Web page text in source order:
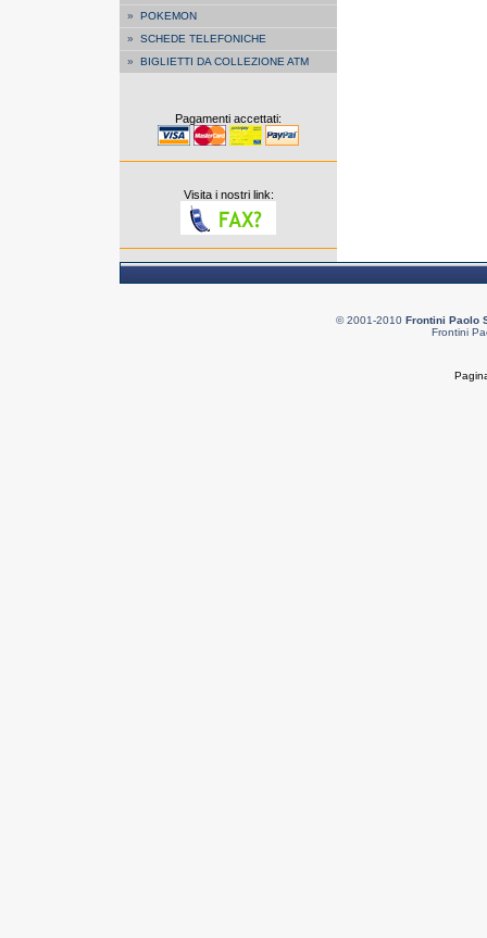
» POKEMON
» SCHEDE TELEFONICHE
» BIGLIETTI DA COLLEZIONE ATM
Pagamenti accettati:
Visita i nostri link:
© 2001-2010 Frontini Paolo
Frontini